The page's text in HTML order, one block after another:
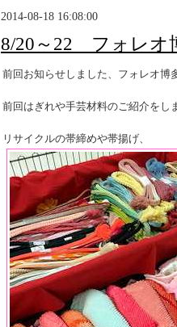
2014-08-18 16:08:00
8/20～22 フォレオ
前回お知らせしました、フォレオ博
前回はぎれや手芸材料のご紹介をし
リサイクルの帯締めや帯揚げ、